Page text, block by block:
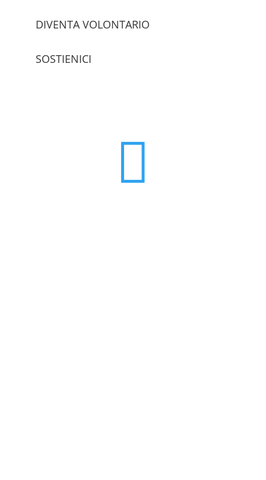
DIVENTA VOLONTARIO
SOSTIENICI
